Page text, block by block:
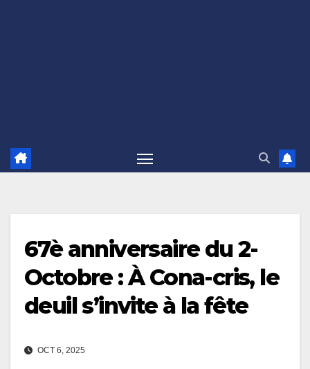
67è anniversaire du 2-
Octobre : À Cona-cris, le
deuil s’invite à la fête
OCT 6, 2025